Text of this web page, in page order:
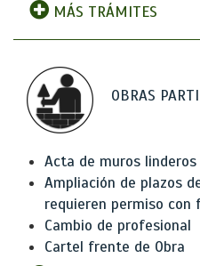
MÁS TRÁMITES
OBRAS
Acta de muros linderos
Ampliación de plazos
requieren permiso con
Cambio de profesional
Cartel frente de Obra